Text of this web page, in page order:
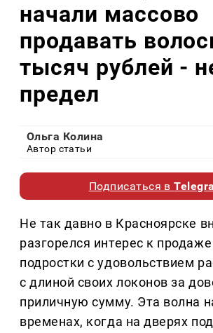
начали массово
продавать
тысяч рублей -
предел
Ольга Колина
Автор статьи
Подписаться в
Не так давно в Красноярске
разгорелся интерес к
подростки с удовольствием
с длиной своих локонов за
приличную сумму. Эта волна
временах, когда на дверях